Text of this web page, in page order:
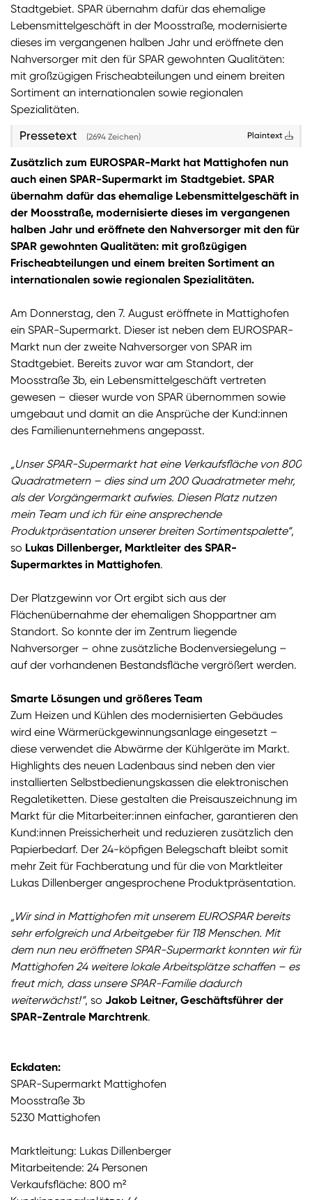
erhalten? Dann melden Sie sich zumSPAR
Newsletteran:
Zum SPAR Newsletter
Stadtgebiet. SPAR übernahm dafür das ehemalige
Lebensmittelgeschäft in der Moosstraße, modernisierte
dieses im vergangenen halben Jahr und eröffnete den
Nahversorger mit den für SPAR gewohnten Qualitäten:
mit großzügigen Frischeabteilungen und einem breiten
Sortiment an internationalen sowie regionalen
Spezialitäten.
Pressetext (2694 Zeichen) Plaintext
Zusätzlich zum EUROSPAR-Markt hat Mattighofen nun
auch einen SPAR-Supermarkt im Stadtgebiet. SPAR
übernahm dafür das ehemalige Lebensmittelgeschäft in
der Moosstraße, modernisierte dieses im vergangenen
halben Jahr und eröffnete den Nahversorger mit den für
SPAR gewohnten Qualitäten: mit großzügigen
Frischeabteilungen und einem breiten Sortiment an
internationalen sowie regionalen Spezialitäten.
Am Donnerstag, den 7. August eröffnete in Mattighofen
ein SPAR-Supermarkt. Dieser ist neben dem EUROSPAR-
Markt nun der zweite Nahversorger von SPAR im
Stadtgebiet. Bereits zuvor war am Standort, der
Moosstraße 3b, ein Lebensmittelgeschäft vertreten
gewesen – dieser wurde von SPAR übernommen sowie
umgebaut und damit an die Ansprüche der Kund:innen
des Familienunternehmens angepasst.
„Unser SPAR-Supermarkt hat eine Verkaufsfläche von 800
Quadratmetern – dies sind um 200 Quadratmeter mehr,
als der Vorgängermarkt aufwies. Diesen Platz nutzen
mein Team und ich für eine ansprechende
Produktpräsentation unserer breiten Sortimentspalette“,
so Lukas Dillenberger, Marktleiter des SPAR-
Supermarktes in Mattighofen.
Der Platzgewinn vor Ort ergibt sich aus der
Flächenübernahme der ehemaligen Shoppartner am
Standort. So konnte der im Zentrum liegende
Nahversorger – ohne zusätzliche Bodenversiegelung –
auf der vorhandenen Bestandsfläche vergrößert werden.
Smarte Lösungen und größeres Team
Zum Heizen und Kühlen des modernisierten Gebäudes
wird eine Wärmerückgewinnungsanlage eingesetzt –
diese verwendet die Abwärme der Kühlgeräte im Markt.
Highlights des neuen Ladenbaus sind neben den vier
installierten Selbstbedienungskassen die elektronischen
Regaletiketten. Diese gestalten die Preisauszeichnung im
Markt für die Mitarbeiter:innen einfacher, garantieren den
Kund:innen Preissicherheit und reduzieren zusätzlich den
Papierbedarf. Der 24-köpfigen Belegschaft bleibt somit
mehr Zeit für Fachberatung und für die von Marktleiter
Lukas Dillenberger angesprochene Produktpräsentation.
„Wir sind in Mattighofen mit unserem EUROSPAR bereits
sehr erfolgreich und Arbeitgeber für 118 Menschen. Mit
dem nun neu eröffneten SPAR-Supermarkt konnten wir für
Mattighofen 24 weitere lokale Arbeitsplätze schaffen – es
freut mich, dass unsere SPAR-Familie dadurch
weiterwächst!“, so Jakob Leitner, Geschäftsführer der
SPAR-Zentrale Marchtrenk.
Eckdaten:
SPAR-Supermarkt Mattighofen
Moosstraße 3b
5230 Mattighofen
Marktleitung: Lukas Dillenberger
Mitarbeitende: 24 Personen
Verkaufsfläche: 800 m²